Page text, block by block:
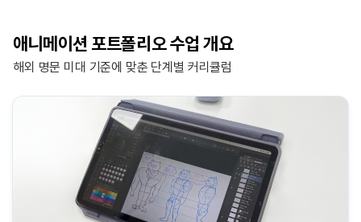
애니메이션 포트폴리오 수업 개요
해외 명문 미대 기준에 맞춘 단계별 커리큘럼